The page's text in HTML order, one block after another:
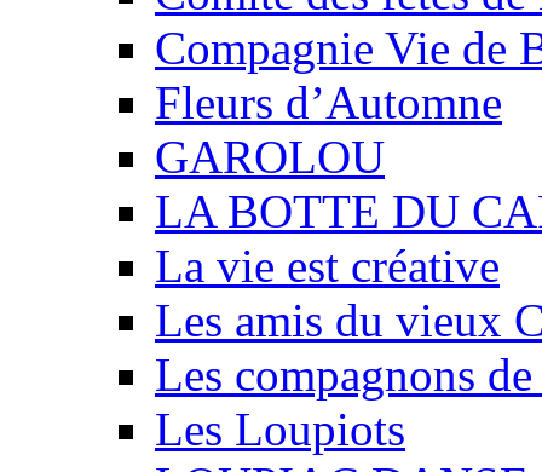
Compagnie Vie de
Fleurs d’Automne
GAROLOU
LA BOTTE DU
La vie est créative
Les amis du vieux
Les compagnons
Les Loupiots